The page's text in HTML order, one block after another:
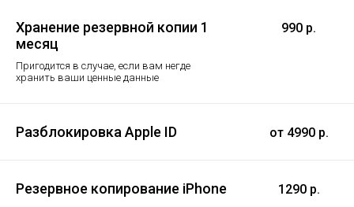
Хранение резервной копии 1
месяц
Пригодится в случае, если вам негде
хранить ваши ценные данные
990 р.
Разблокировка Apple ID от 4990 р.
Резервное копирование iPhone 1290 р.